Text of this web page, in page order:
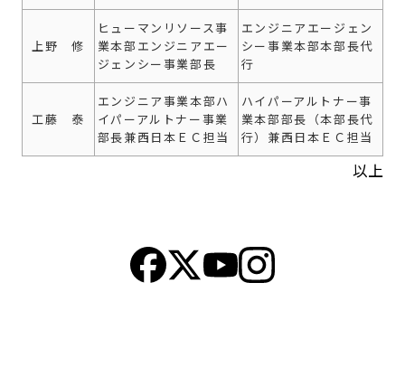
上野 修
ヒューマンリソース事
業本部エンジニアエー
ジェンシー事業部長
エンジニアエージェン
シー事業本部本部長代
行
工藤 泰
エンジニア事業本部ハ
イパーアルトナー事業
部長兼西日本ＥＣ担当
ハイパーアルトナー事
業本部部長（本部長代
行）兼西日本ＥＣ担当
以上